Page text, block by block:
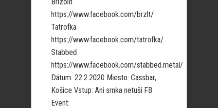
https://www.facebook.com/brzlt/
Tatrofka
https://www.facebook.com/tatrofka/
Stabbed
https://www.facebook.com/stabbed.metal/
Dátum: 22.2.2020 Miesto: Cassbar,
Košice Vstup: Ani srnka netuší FB
Event: